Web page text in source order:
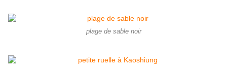
plage de sable noir